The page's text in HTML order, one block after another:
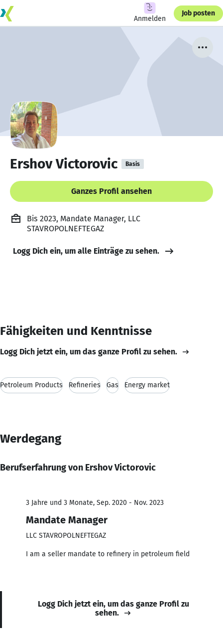
Anmelden
Job posten
Ershov Victorovic Basis
Ganzes Profil ansehen
Bis 2023, Mandate Manager, LLC
STAVROPOLNEFTEGAZ
Logg Dich ein, um alle Einträge zu sehen.
Fähigkeiten und Kenntnisse
Logg Dich jetzt ein, um das ganze Profil zu sehen.
Petroleum Products Refineries Gas Energy market
Werdegang
Berufserfahrung von Ershov Victorovic
3 Jahre und 3 Monate, Sep. 2020 - Nov. 2023
Mandate Manager
LLC STAVROPOLNEFTEGAZ
I am a seller mandate to refinery in petroleum field
Logg Dich jetzt ein, um das ganze Profil zu
sehen.